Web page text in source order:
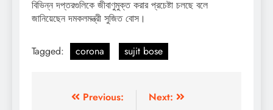
বিভিন্ন দপ্তরগুলিকে জীবাণুমুক্ত করার প্রচেষ্টা চলছে বলে
জানিয়েছেন দমকলমন্ত্রী সুজিত বোস।
Tagged: corona sujit bose
Previous:
Next: